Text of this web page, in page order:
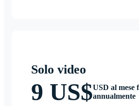
Solo video
9 US$USD al mese
annualmente